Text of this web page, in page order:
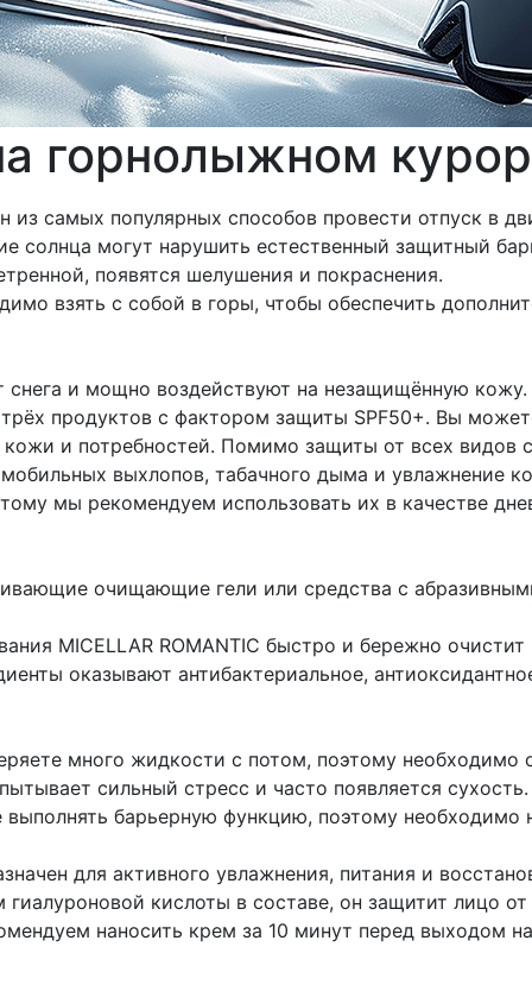
горнолыжном
из самых популярных способов провести отпуск в
солнца могут нарушить естественный защитный
появятся шелушения и покраснения.
взять с собой в горы, чтобы обеспечить
снега и мощно воздействуют на незащищённую кожу.
трёх продуктов с фактором защиты SPF50+. Вы
и потребностей. Помимо защиты от всех видов
выхлопов, табачного дыма и увлажнение
мы рекомендуем использовать их в качестве
очищающие гели или средства с
MICELLAR ROMANTIC быстро и бережно
оказывают антибактериальное,
много жидкости с потом, поэтому необходимо
сильный стресс и часто появляется сухость.
барьерную функцию, поэтому необходимо
для активного увлажнения, питания и
кислоты в составе, он защитит лицо
наносить крем за 10 минут перед выходом